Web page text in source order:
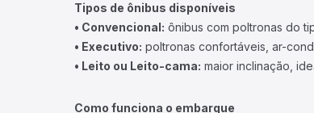
Tipos de ônibus disponíveis
• Convencional: ônibus com poltronas do
• Executivo: poltronas confortáveis, ar-
• Leito ou Leito-cama: maior inclinação,
Como funciona o embarque